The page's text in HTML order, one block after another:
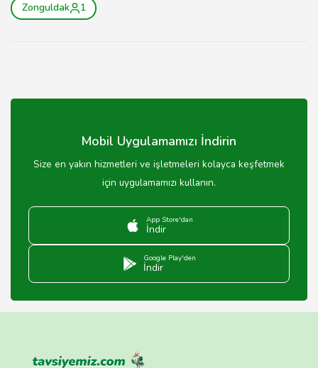
Zonguldak
1
Mobil Uygulamamızı İndirin
Size en yakın hizmetleri ve işletmeleri kolayca keşfetmek
için uygulamamızı kullanın.
App Store'dan
İndir
Google Play'den
İndir